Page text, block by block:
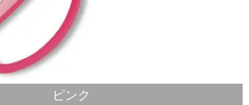
ピンク